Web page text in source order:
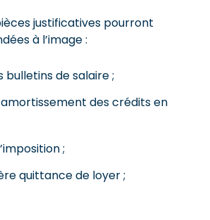
justificatives pourront
à l’image :
bulletins de salaire ;
des crédits en
;
quittance de loyer ;